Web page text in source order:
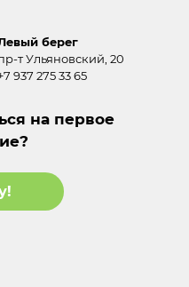
берег
т Ульяновский, 20
937 275 33 65
на первое